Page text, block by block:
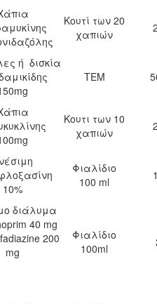
Κουτί των 20
χαπιών
ή δισκία
ΤΕΜ
Κουτι των 10
χαπιών
10%
Φιαλίδιο
100 ml
διάλυμα
40 mg
200
mg
Φιαλίδιο
100ml